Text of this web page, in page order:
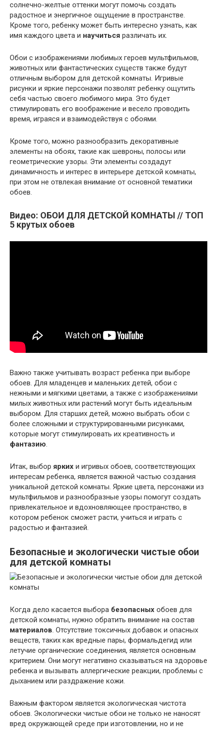
солнечно-желтые оттенки могут помочь создать
радостное и энергичное ощущение в пространстве.
Кроме того, ребенку может быть интересно узнать, как
имя каждого цвета и научиться различать их.
Обои с изображениями любимых героев мультфильмов,
животных или фантастических существ также будут
отличным выбором для детской комнаты. Игривые
рисунки и яркие персонажи позволят ребенку ощутить
себя частью своего любимого мира. Это будет
стимулировать его воображение и весело проводить
время, играяся и взаимодействуя с обоями.
Кроме того, можно разнообразить декоративные
элементы на обоях, такие как шевроны, полосы или
геометрические узоры. Эти элементы создадут
динамичность и интерес в интерьере детской комнаты,
при этом не отвлекая внимание от основной тематики
обоев.
Видео: ОБОИ ДЛЯ ДЕТСКОЙ КОМНАТЫ // ТОП
5 крутых обоев
Важно также учитывать возраст ребенка при выборе
обоев. Для младенцев и маленьких детей, обои с
нежными и мягкими цветами, а также с изображениями
милых животных или растений могут быть идеальным
выбором. Для старших детей, можно выбрать обои с
более сложными и структурированными рисунками,
которые могут стимулировать их креативность и
фантазию.
Итак, выбор ярких и игривых обоев, соответствующих
интересам ребенка, является важной частью создания
уникальной детской комнаты. Яркие цвета, персонажи из
мультфильмов и разнообразные узоры помогут создать
привлекательное и вдохновляющее пространство, в
котором ребенок сможет расти, учиться и играть с
радостью и фантазией.
Безопасные и экологически чистые обои
для детской комнаты
Когда дело касается выбора безопасных обоев для
детской комнаты, нужно обратить внимание на состав
материалов. Отсутствие токсичных добавок и опасных
веществ, таких как вредные пары, формальдегид или
летучие органические соединения, является основным
критерием. Они могут негативно сказываться на здоровье
ребенка и вызывать аллергические реакции, проблемы с
дыханием или раздражение кожи.
Важным фактором является экологическая чистота
обоев. Экологически чистые обои не только не наносят
вред окружающей среде при изготовлении, но и не